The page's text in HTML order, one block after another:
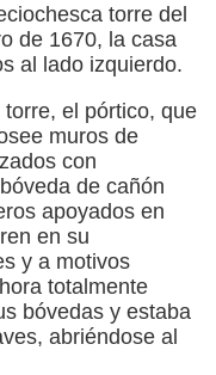
torre del
de 1670, la casa
al lado izquierdo.
el pórtico, que
muros de
con
de cañón
apoyados en
en su
y a motivos
totalmente
bóvedas y estaba
abriéndose al